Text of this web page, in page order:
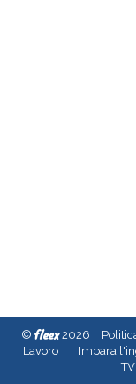
© fleex2026
Lavoro
Impara
TV